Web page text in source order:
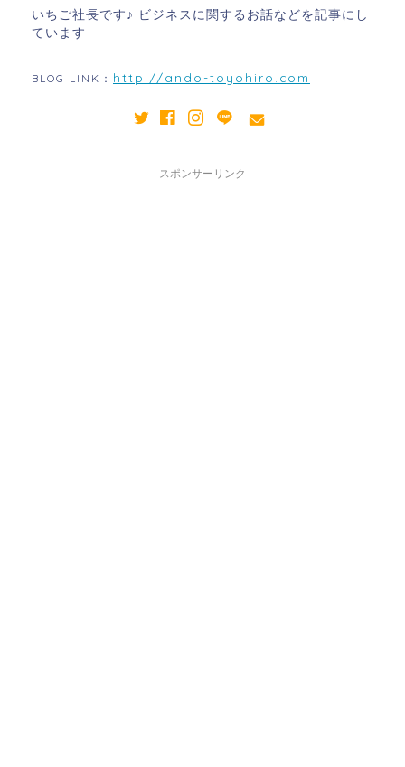
いちご社長です♪ ビジネスに関するお話などを記事にし
ています
BLOG LINK： http://ando-toyohiro.com
スポンサーリンク